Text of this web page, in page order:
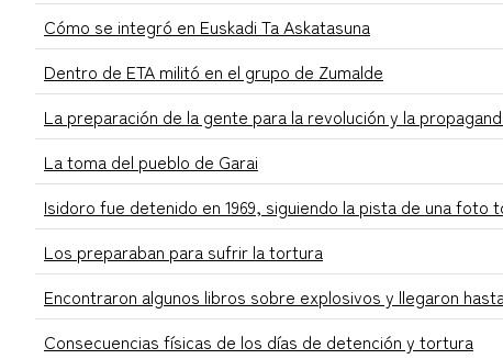
Cómo se integró en Euskadi Ta Askatasuna
Dentro de ETA militó en el grupo de Zumalde
La preparación de la gente para la revolución y la
La toma del pueblo de Garai
Isidoro fue detenido en 1969, siguiendo la pista de una foto
Los preparaban para sufrir la tortura
Encontraron algunos libros sobre explosivos y llegaron
Consecuencias físicas de los días de detención y tortura